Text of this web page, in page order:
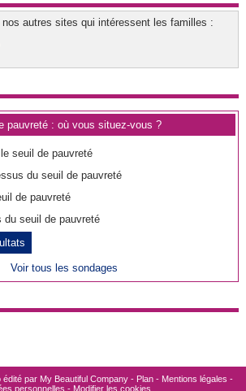
autres sites qui intéressent les familles :
pauvreté : où vous situez-vous ?
seuil de pauvreté
du seuil de pauvreté
de pauvreté
du seuil de pauvreté
Voir tous les sondages
édité par My Beautiful Company- Plan- Mentions légales -
personnelles - Modifier les cookies